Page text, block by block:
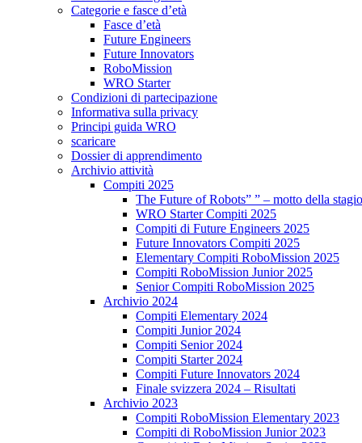
Categorie e fasce d’età
Fasce d’età
Future Engineers
Future Innovators
RoboMission
WRO Starter
Condizioni di partecipazione
Informativa sulla privacy
Principi guida WRO
scaricare
Dossier di apprendimento
Archivio attività
Compiti 2025
The Future of Robots” ” – motto della
WRO Starter Compiti 2025
Compiti di Future Engineers 2025
Future Innovators Compiti 2025
Elementary Compiti RoboMission 2025
Compiti RoboMission Junior 2025
Senior Compiti RoboMission 2025
Archivio 2024
Compiti Elementary 2024
Compiti Junior 2024
Compiti Senior 2024
Compiti Starter 2024
Compiti Future Innovators 2024
Finale svizzera 2024 – Risultati
Archivio 2023
Compiti RoboMission Elementary 2023
Compiti di RoboMission Junior 2023